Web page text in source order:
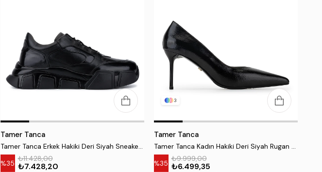
Tamer Tanca
Tamer Tanca Erkek Hakiki Deri Siyah Sneakers & Spor Ayakkabı
%35 ₺7.428,20
₺11.428,00
3
Tamer Tanca
Tamer Tanca Kadın Hakiki Deri Siyah Rugan Topuklu Ayakkabı
%35 ₺6.499,35
₺9.999,00